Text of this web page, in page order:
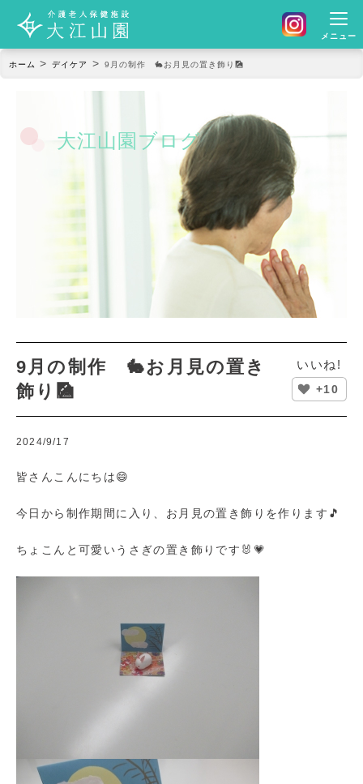
メニュー
ホーム >デイケア > 9月の制作 🐇お月見の置き飾り🎑
大江山園ブログ
9月の制作 🐇お月見の置き
飾り🎑
いいね!
+10
2024/9/17
皆さんこんにちは😄
今日から制作期間に入り、お月見の置き飾りを作ります🎵
ちょこんと可愛いうさぎの置き飾りです🐰💗